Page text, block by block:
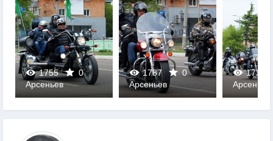
1755
0
0
Арсеньев
1787
0
0
Арсеньев
1724
0
Арсеньев